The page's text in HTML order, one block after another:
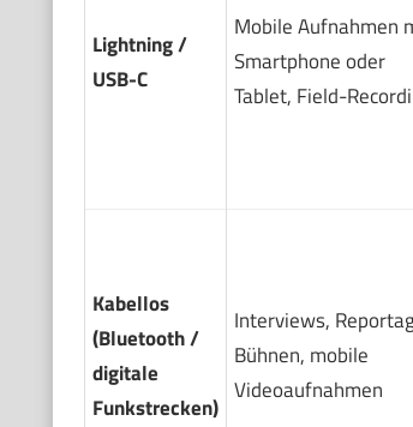
Lightning /
USB-C
Mobile Aufnahmen
Smartphone oder
Tablet, Field-
Kabellos
(Bluetooth /
digitale
Funkstrecken)
Interviews,
Bühnen, mobile
Videoaufnahmen